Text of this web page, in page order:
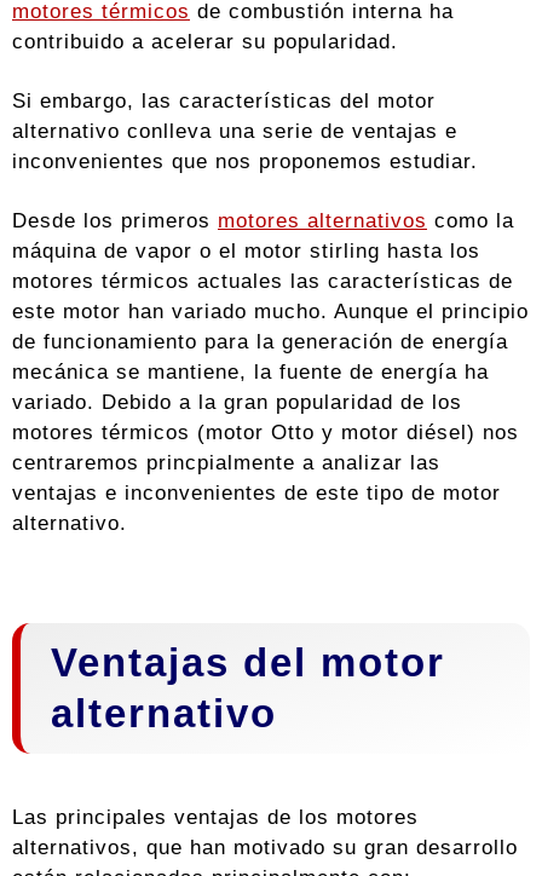
motores térmicos de combustión interna ha
contribuido a acelerar su popularidad.
Si embargo, las características del motor
alternativo conlleva una serie de ventajas e
inconvenientes que nos proponemos estudiar.
Desde los primeros motores alternativos como la
máquina de vapor o el motor stirling hasta los
motores térmicos actuales las características de
este motor han variado mucho. Aunque el principio
de funcionamiento para la generación de energía
mecánica se mantiene, la fuente de energía ha
variado. Debido a la gran popularidad de los
motores térmicos (motor Otto y motor diésel) nos
centraremos princpialmente a analizar las
ventajas e inconvenientes de este tipo de motor
alternativo.
Ventajas del motor
alternativo
Las principales ventajas de los motores
alternativos, que han motivado su gran desarrollo